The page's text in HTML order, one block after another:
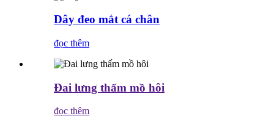
Dây đeo mắt cá chân
đọc thêm
Đai lưng thấm mồ hôi
đọc thêm